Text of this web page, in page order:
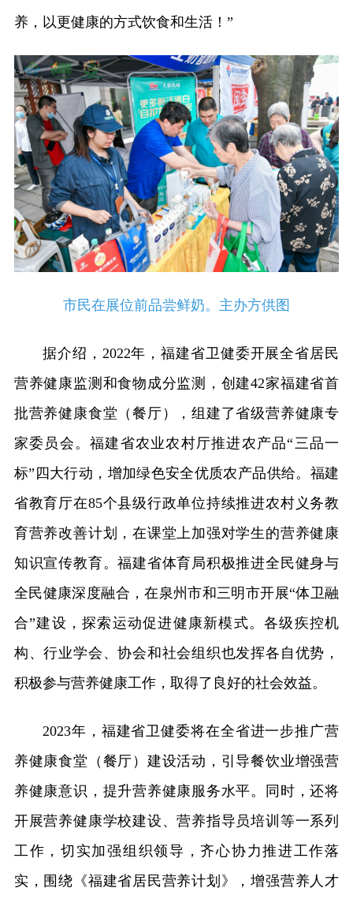
养，以更健康的方式饮食和生活！”
市民在展位前品尝鲜奶。主办方供图
据介绍，2022年，福建省卫健委开展全省居民
营养健康监测和食物成分监测，创建42家福建省首
批营养健康食堂（餐厅），组建了省级营养健康专
家委员会。福建省农业农村厅推进农产品“三品一
标”四大行动，增加绿色安全优质农产品供给。福建
省教育厅在85个县级行政单位持续推进农村义务教
育营养改善计划，在课堂上加强对学生的营养健康
知识宣传教育。福建省体育局积极推进全民健身与
全民健康深度融合，在泉州市和三明市开展“体卫融
合”建设，探索运动促进健康新模式。各级疾控机
构、行业学会、协会和社会组织也发挥各自优势，
积极参与营养健康工作，取得了良好的社会效益。
2023年，福建省卫健委将在全省进一步推广营
养健康食堂（餐厅）建设活动，引导餐饮业增强营
养健康意识，提升营养健康服务水平。同时，还将
开展营养健康学校建设、营养指导员培训等一系列
工作，切实加强组织领导，齐心协力推进工作落
实，围绕《福建省居民营养计划》，增强营养人才